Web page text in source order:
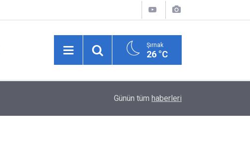
Şırnak
26 °C
Silopi Belediyesinde STK ve Dernek
Günün tüm haberleri